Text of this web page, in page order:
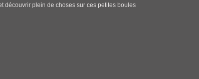
découvrir plein de choses sur ces petites boules